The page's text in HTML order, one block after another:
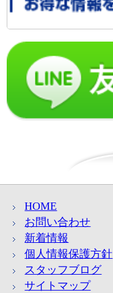
HOME
お問い合わせ
新着情報
個人情報保護方針
スタッフブログ
サイトマップ